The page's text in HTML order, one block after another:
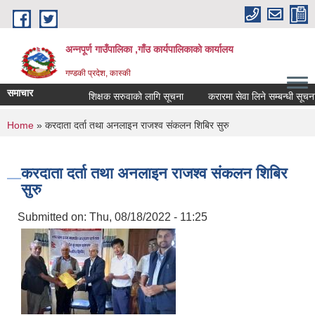
Skip to main content
अन्नपूर्ण गाउँपालिका ,गाँउ कार्यपालिकाको कार्यालय
गण्डकी प्रदेश, कास्की
समाचार शिक्षक सरुवाको लागि सूचना करारमा सेवा लिने सम्बन्धी सूचना ।
You are here
Home » करदाता दर्ता तथा अनलाइन राजश्व संकलन शिबिर सुरु
करदाता दर्ता तथा अनलाइन राजश्व संकलन शिबिर
सुरु
Submitted on: Thu, 08/18/2022 - 11:25